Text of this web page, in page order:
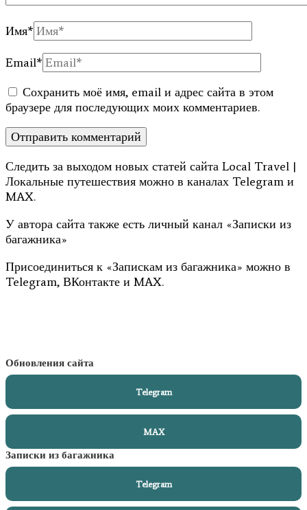
Имя*
Email*
Сохранить моё имя, email и адрес сайта в этом
браузере для последующих моих комментариев.
Следить за выходом новых статей сайта Local Travel |
Локальные путешествия можно в каналах Telegram и
MAX.
У автора сайта также есть личный канал «Записки из
багажника»
Присоединиться к «Запискам из багажника» можно в
Telegram, ВКонтакте и MAX.
Обновления сайта
Telegram
MAX
Записки из багажника
Telegram